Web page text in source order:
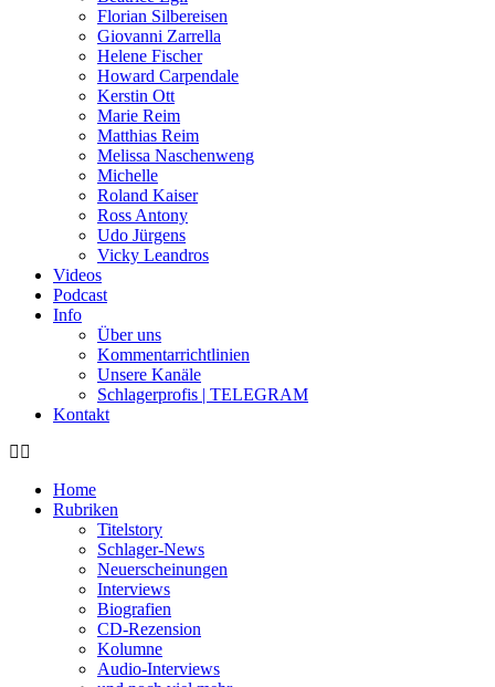
Florian Silbereisen
Giovanni Zarrella
Helene Fischer
Howard Carpendale
Kerstin Ott
Marie Reim
Matthias Reim
Melissa Naschenweng
Michelle
Roland Kaiser
Ross Antony
Udo Jürgens
Vicky Leandros
Videos
Podcast
Info
Über uns
Kommentarrichtlinien
Unsere Kanäle
Schlagerprofis | TELEGRAM
Kontakt
Home
Rubriken
Titelstory
Schlager-News
Neuerscheinungen
Interviews
Biografien
CD-Rezension
Kolumne
Audio-Interviews